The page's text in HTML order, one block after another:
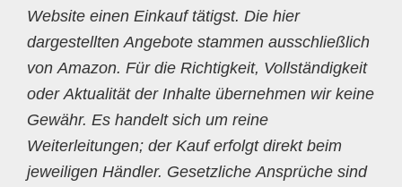
Website einen Einkauf tätigst. Die hier
dargestellten Angebote stammen ausschließlich
von Amazon. Für die Richtigkeit, Vollständigkeit
oder Aktualität der Inhalte übernehmen wir keine
Gewähr. Es handelt sich um reine
Weiterleitungen; der Kauf erfolgt direkt beim
jeweiligen Händler. Gesetzliche Ansprüche sind